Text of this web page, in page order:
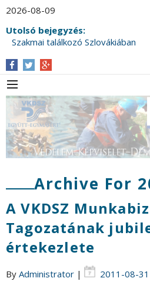
2026-08-09
Utolsó bejegyzés:
Szakmai találkozó Szlovákiában
Archive For
A VKDSZ
Tagozatának
értekezlete
By Administrator |
2011-08-31